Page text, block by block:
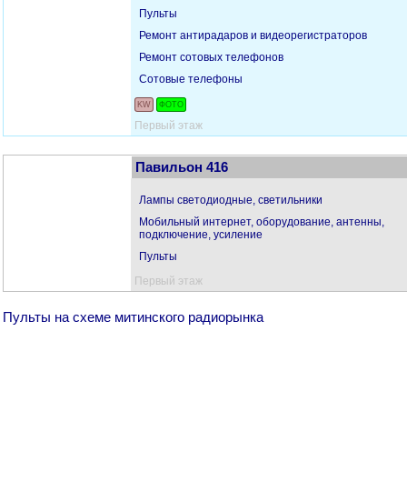
Пульты
Ремонт антирадаров и видеорегистраторов
Ремонт сотовых телефонов
Сотовые телефоны
KW ФОТО
Первый этаж
Павильон 416
Лампы светодиодные, светильники
Мобильный интернет, оборудование, антенны,
подключение, усиление
Пульты
Первый этаж
Пульты на схеме митинского радиорынка